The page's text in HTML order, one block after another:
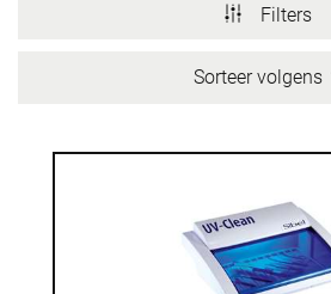
Filters
Sorteer volgens